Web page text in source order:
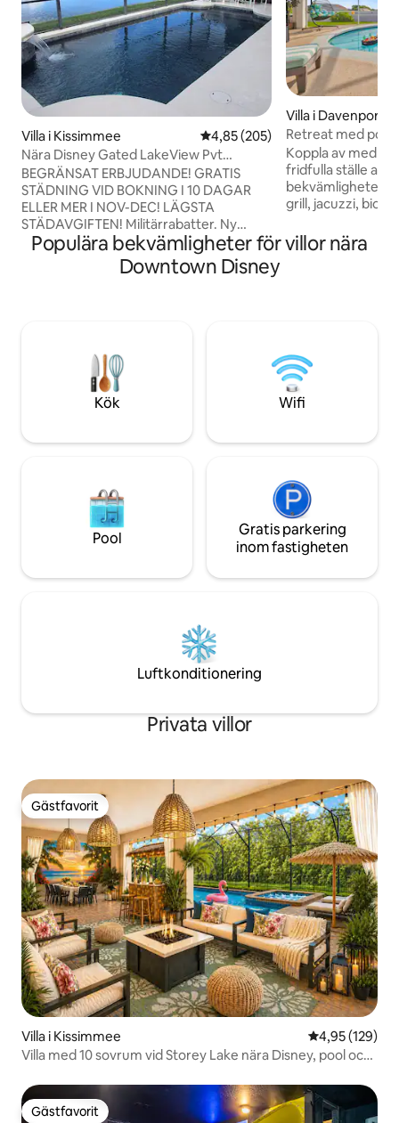
Villa i Kissimmee 4,85 av 5 i genomsnittligt
4,85 (205)
Nära Disney Gated LakeView Pvt
Uppvärmd pool
BEGRÄNSAT ERBJUDANDE! GRATIS
STÄDNING VID BOKNING I 10 DAGAR
ELLER MER I NOV-DEC! LÄGSTA
STÄDAVGIFTEN! Militärrabatter. Ny
poolvärmare, Dolby ATMS, 65-tums LED-
TV med Airplay. Möjlighet till
distansarbete. Sunset Lakes är ett
fiskebrygga. Fullt möblerad, gnistrande
ren med 5 sovrum – 1 kingsize-säng, 2
queensize-sängar, 2 enkelsängar med 3
badrum, kök och tvättstuga. Kom och
allt bli en fantastisk upplevelse!
Villa i Davenport
Retreat med
bio
Koppla av med
fridfulla ställe att
bekvämligheter,
grill, jacuzzi,
eldstad, perfekt
Det är bekvämt
leksaker och spel.
att skapa
Populära bekvämligheter för villor nära
Downtown Disney
Kök Wifi
Pool
Gratis parkering
inom fastigheten
Luftkonditionering
Privata villor
Gästfavorit
Gästfavorit
Villa i Kissimmee 4,95 av 5 i
4,95 (129)
Villa med 10 sovrum vid Storey Lake nära Disney, pool och
Gästfavorit
Gästfavorit